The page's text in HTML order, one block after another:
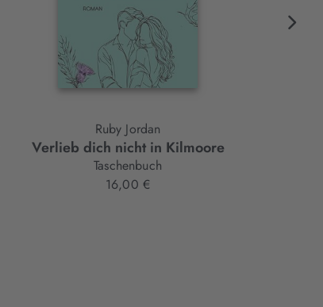
Ruby Jordan
Verlieb dich nicht in Kilmoore
Taschenbuch
16,00 €